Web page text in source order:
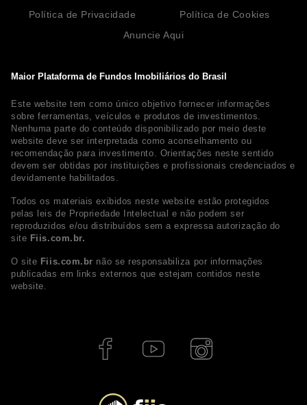
Maior Plataforma de Fundos Imobiliários do Brasil
Este website tem como único objetivo fornecer informações
sobre ferramentas, veículos e produtos de investimentos.
Nenhuma parte do conteúdo disponibilizado por meio deste
website deve ser interpretada como aconselhamento ou
recomendação para investimento. Orientações neste sentido
devem ser obtidas por instituições e profissionais credenciados e
devidamente habilitados.
Todos os materiais exibidos neste website estão protegidos
pelas leis de Propriedade Intelectual e não podem ser
reproduzidos e/ou distribuídos sem a expressa autorização do
site Fiis.com.br.
O site Fiis.com.br não se responsabiliza por informações
publicadas em links externos que estejam contidos neste
website.
Política de Privacidade
Política de Cookies
Anuncie Aqui